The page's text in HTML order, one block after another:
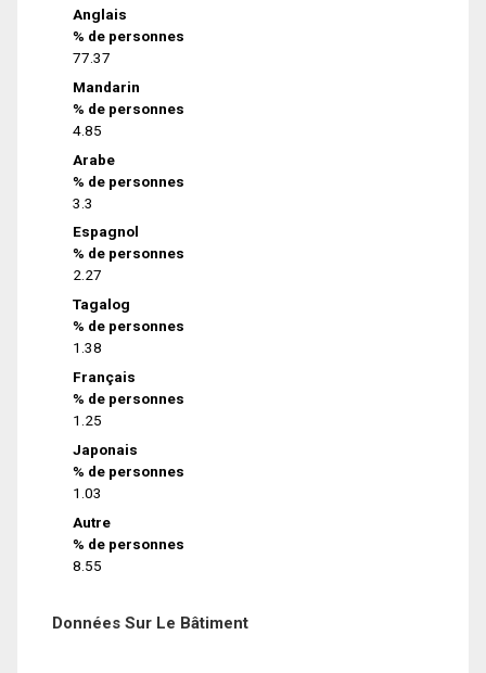
Anglais
% de personnes
77.37
Mandarin
% de personnes
4.85
Arabe
% de personnes
3.3
Espagnol
% de personnes
2.27
Tagalog
% de personnes
1.38
Français
% de personnes
1.25
Japonais
% de personnes
1.03
Autre
% de personnes
8.55
Données Sur Le Bâtiment